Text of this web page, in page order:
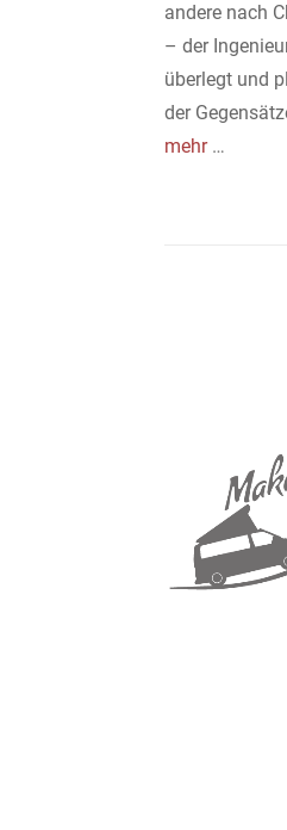
andere nach
– der
überlegt und
der
mehr …